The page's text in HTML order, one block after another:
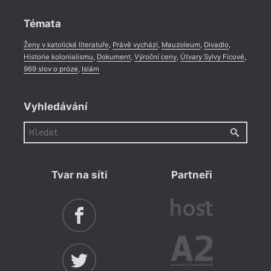
Témata
Ženy v katolické literatuře, Právě vychází, Mauzoleum, Divadlo,
Historie kolonialismu, Dokument, Výroční ceny, Útvary Sylvy Ficové,
969 slov o próze, Islám
Vyhledávání
Tvar na síti Partneři